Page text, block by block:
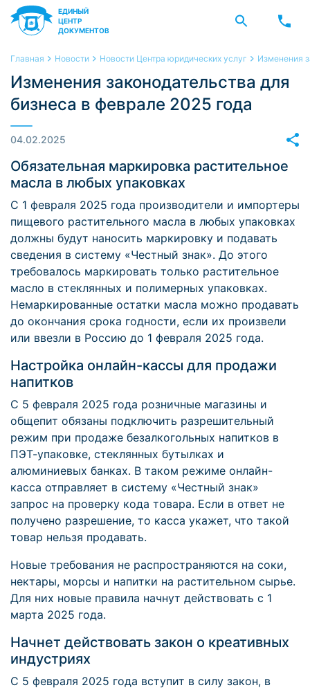
ЕДИНЫЙ
ЦЕНТР
ДОКУМЕНТОВ
Главная Новости Новости Центра юридических услуг Изменения
Изменения законодательства для
бизнеса в феврале 2025 года
04.02.2025
Обязательная маркировка растительное
масла в любых упаковках
С 1 февраля 2025 года производители и импортеры
пищевого растительного масла в любых упаковках
должны будут наносить маркировку и подавать
сведения в систему «Честный знак». До этого
требовалось маркировать только растительное
масло в стеклянных и полимерных упаковках.
Немаркированные остатки масла можно продавать
до окончания срока годности, если их произвели
или ввезли в Россию до 1 февраля 2025 года.
Настройка онлайн-кассы для продажи
напитков
С 5 февраля 2025 года розничные магазины и
общепит обязаны подключить разрешительный
режим при продаже безалкогольных напитков в
ПЭТ-упаковке, стеклянных бутылках и
алюминиевых банках. В таком режиме онлайн-
касса отправляет в систему «Честный знак»
запрос на проверку кода товара. Если в ответ не
получено разрешение, то касса укажет, что такой
товар нельзя продавать.
Новые требования не распространяются на соки,
нектары, морсы и напитки на растительном сырье.
Для них новые правила начнут действовать с 1
марта 2025 года.
Начнет действовать закон о креативных
индустриях
С 5 февраля 2025 года вступит в силу закон, в